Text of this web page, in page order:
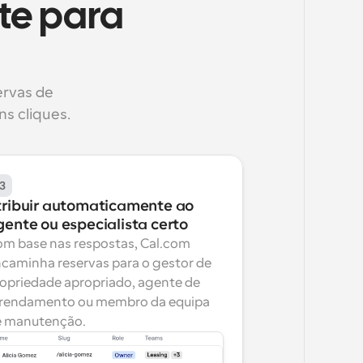
para
de
cliques.
automaticamente ao
ou especialista certo
base nas respostas, Cal.com
reservas para o gestor de
apropriado, agente de
ou membro da equipa
manutenção.